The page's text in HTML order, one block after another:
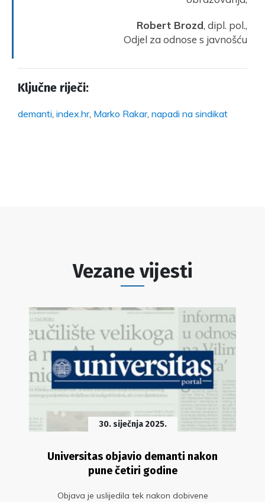
Robert Brozd, dipl. pol.,
Odjel za odnose s javnošću
Ključne riječi:
demanti index.hr, Marko Rakar, napadi na sindikat
Vezane vijesti
30. siječnja 2025.
Universitas objavio demanti nakon
pune četiri godine
Objava je uslijedila tek nakon dobivene